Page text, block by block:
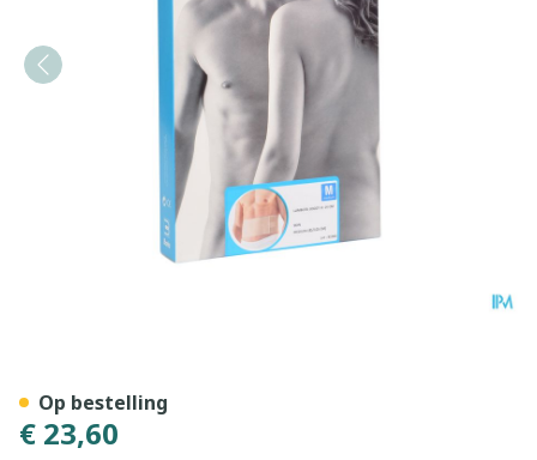
€ 23,60
Op bestelling